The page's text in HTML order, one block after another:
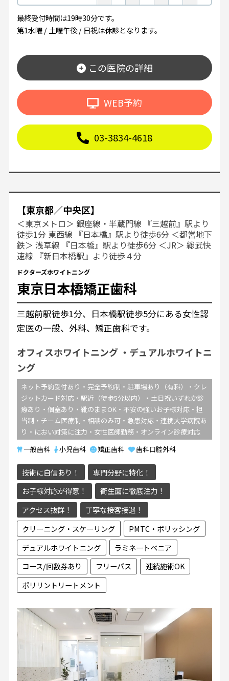
最終受付時間は19時30分です。
第1水曜 / 土曜午後 / 日祝は休診となります。
この医院の詳細
WEB予約
03-3834-4618
【東京都／中央区】
＜東京メトロ＞ 銀座線・半蔵門線 『三越前』駅より
徒歩1分 東西線 『日本橋』駅より徒歩6分 ＜都営地下
鉄＞ 浅草線 『日本橋』駅より徒歩6分 ＜JR＞ 総武快
速線 『新日本橋駅』より徒歩４分
ドクターズホワイトニング
東京日本橋矯正歯科
三越前駅徒歩1分、日本橋駅徒歩5分にある女性認
定医の一般、外科、矯正歯科です。
オフィスホワイトニング
デュアルホワイトニ
ング
ネット予約受付あり・完全予約制・駐車場あり（有料）・クレ
ジットカード対応・駅近（徒歩5分以内）・土日祝いずれか診
療あり・個室あり・靴のままOK・不安の強いお子様対応・担
当制・チーム医療制・相談のみ可・急患対応・連携大学病院あ
り・におい対策に注力・女性医師勤務・オンライン診療対応
一般歯科
小児歯科 矯正歯科 歯科口腔外科
技術に自信あり！
専門分野に特化！
お子様対応が得意！
衛生面に徹底注力！
アクセス抜群！
丁寧な接客接遇！
クリーニング・スケーリング
PMTC・ポリッシング
デュアルホワイトニング
ラミネートベニア
コース/回数券あり
フリーパス
連続施術OK
ポリリントリートメント